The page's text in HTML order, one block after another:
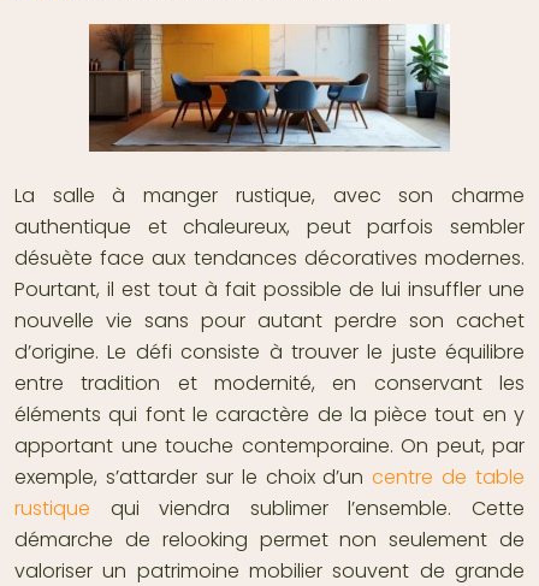
La salle à manger rustique, avec son charme
authentique et chaleureux, peut parfois sembler
désuète face aux tendances décoratives modernes.
Pourtant, il est tout à fait possible de lui insuffler une
nouvelle vie sans pour autant perdre son cachet
d’origine. Le défi consiste à trouver le juste équilibre
entre tradition et modernité, en conservant les
éléments qui font le caractère de la pièce tout en y
apportant une touche contemporaine. On peut, par
exemple, s’attarder sur le choix d’uncentre de table
rustique qui viendra sublimer l’ensemble. Cette
démarche de relooking permet non seulement de
valoriser un patrimoine mobilier souvent de grande